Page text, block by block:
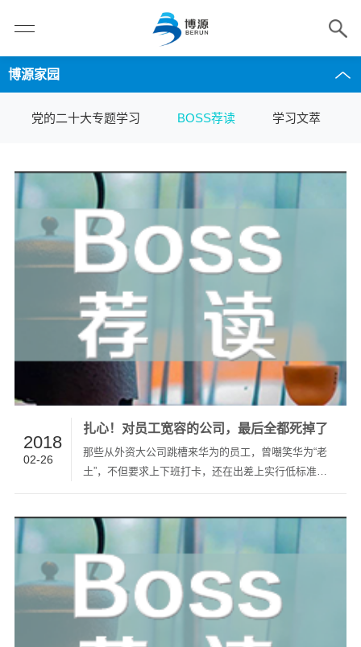
博源家园
党的二十大专题学习 BOSS荐读 学习文萃
2018
02-26
扎心！对员工宽容的公司，最后全都死掉了
那些从外资大公司跳槽来华为的员工，曾嘲笑华为“老
土”，不但要求上下班打卡，还在出差上实行低标准的
投资了一家新公司。他受了一些时髦观点的影响，釆取
了与过去艰苦创业…